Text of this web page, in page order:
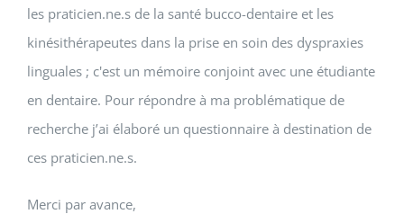
les praticien.ne.s de la santé bucco-dentaire et les
kinésithérapeutes dans la prise en soin des dyspraxies
linguales ; c'est un mémoire conjoint avec une étudiante
en dentaire. Pour répondre à ma problématique de
recherche j’ai élaboré un questionnaire à destination de
ces praticien.ne.s.
Merci par avance,